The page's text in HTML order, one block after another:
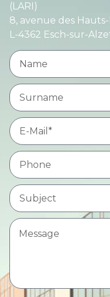
(LARI)
8, avenue des
L-4362 Esch-sur-